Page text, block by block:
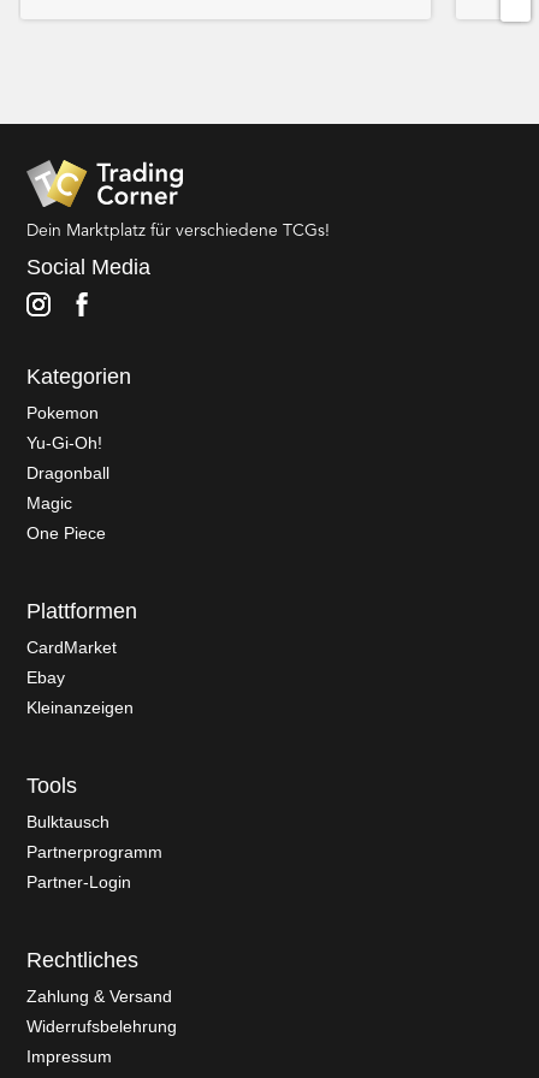
Dein Marktplatz für verschiedene TCGs!
Social Media
Kategorien
Pokemon
Yu-Gi-Oh!
Dragonball
Magic
One Piece
Plattformen
CardMarket
Ebay
Kleinanzeigen
Tools
Bulktausch
Partnerprogramm
Partner-Login
Rechtliches
Zahlung & Versand
Widerrufsbelehrung
Impressum